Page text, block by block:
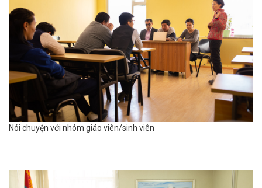
Nói chuyện với nhóm giáo viên/sinh viên